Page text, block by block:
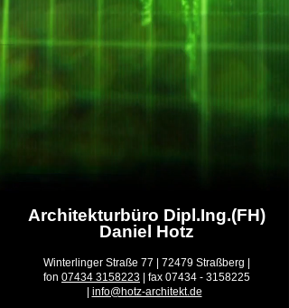
Architekturbüro Dipl.Ing.(FH)
Daniel Hotz
Winterlinger Straße 77 |
72479 Straßberg |
fon 07434 3158223
fax 07434 - 3158225
info@hotz-architekt.de